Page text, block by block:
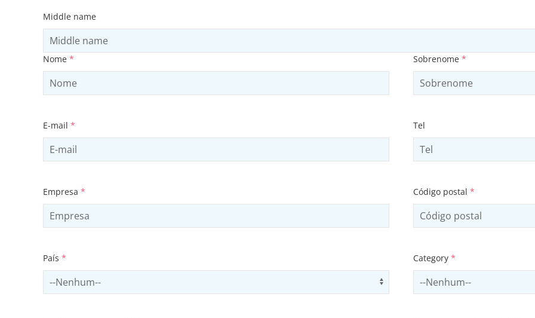
Middle name
Nome * Sobrenome *
E-mail * Tel
Empresa * Código postal *
País *
Select country Use arrow keys to navigate
Category *
Select contactCategory